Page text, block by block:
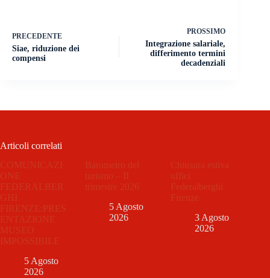
PRECEDENTE
Siae, riduzione dei
compensi
PROSSIMO
Integrazione salariale,
differimento termini
decadenziali
Articoli correlati
COMUNICAZI
ONE
FEDERALBER
GHI
FIRENZE:PRES
ENTAZIONE
MUSEO
IMPOSSIBILE
5 Agosto
2026
Barometro del
turismo – II
trimestre 2026
5 Agosto
2026
Chiusura estiva
uffici
Federalberghi
Firenze
3 Agosto
2026